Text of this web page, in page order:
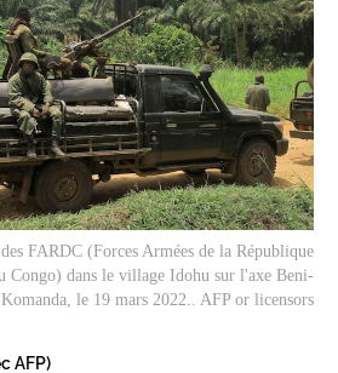
FARDC (Forces Armées de la République
Congo) dans le village Idohu sur l'axe Beni-
Komanda, le 19 mars 2022.. AFP or licensors
AFP)